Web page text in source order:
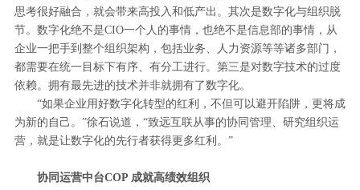
思考很好融合，就会带来高投入和低产出。其次是数字化与组织脱
节。数字化绝不是CIO一个人的事情，也绝不是信息部的事情，从
企业一把手到整个组织架构，包括业务、人力资源等等诸多部门，
都需要在统一目标下有序、有分工进行。第三是对数字技术的过度
依赖。拥有最先进的技术并非就拥有了数字化。
“如果企业用好数字化转型的红利，不但可以避开陷阱，更将成
为新的自己。”徐石说道，“致远互联从事的协同管理、研究组织运
营，就是让数字化的先行者获得更多红利。”
协同运营中台COP 成就高绩效组织